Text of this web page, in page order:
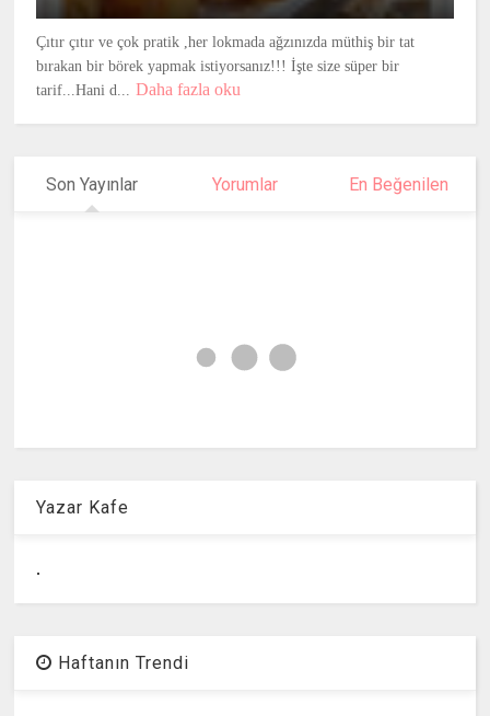
Çıtır çıtır ve çok pratik ,her lokmada ağzınızda müthiş bir tat
bırakan bir börek yapmak istiyorsanız!!! İşte size süper bir
tarif...Hani d...
Daha fazla oku
Son Yayınlar Yorumlar En Beğenilen
Yazar Kafe
.
Haftanın Trendi